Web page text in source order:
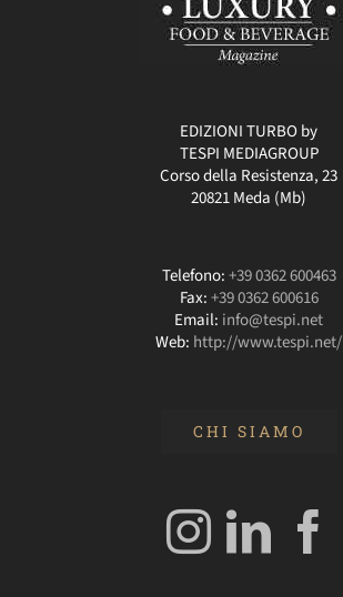
EDIZIONI TURBO by
TESPI MEDIAGROUP
Corso della Resistenza, 23
20821 Meda (Mb)
Telefono:+39 0362 600463
Fax:+39 0362 600616
Email: info@tespi.net
Web: http://www.tespi.net/
CHI SIAMO